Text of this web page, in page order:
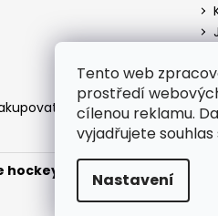
Tento web
prostředí
cílenou reklamu.
vyjadřujete
Nastavení
na PUCKLIFE Doprava a
hockey . Všechna práva